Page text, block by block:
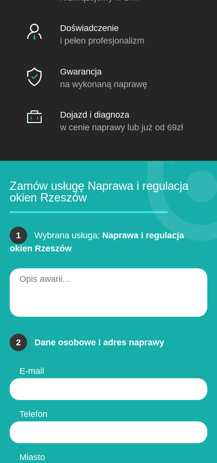
Doświadczenie
i pełen profesjonalizm
Gwarancja
na wykonaną naprawę
Dojazd i diagnoza
w cenie naprawy lub już od 69zł
Zamów usługę Naprawa i regulacja
okien Rzeszów
1 Wybrana usługa: Naprawa i regulacja
okien Rzeszów
2 Dane osobowe i adres naprawy
E-mail
Telefon
Miasto